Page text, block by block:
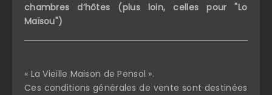
chambres d’hôtes (plus loin, celles pour "Lo
Maïsou")
« La Vieille Maison de Pensol ».
Ces conditions générales de vente sont destinées